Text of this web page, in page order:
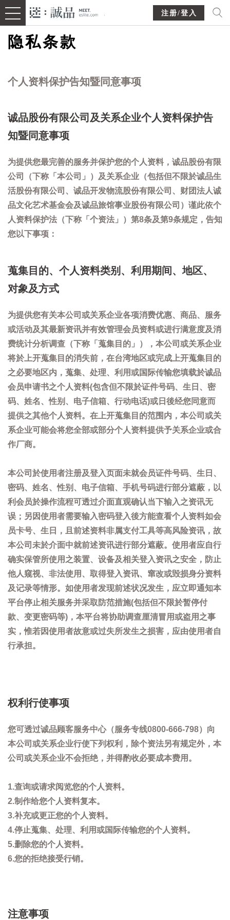
注册/登入
隐私条款
个人资料保护告知暨同意事项
诚品股份有限公司及关系企业个人资料保护告
知暨同意事项
为提供您最完善的服务并保护您的个人资料，诚品股份有限
公司（下称「本公司」）及关系企业（包括但不限於诚品生
活股份有限公司、诚品开发物流股份有限公司、财团法人诚
品文化艺术基金会及诚品旅馆事业股份有限公司）谨此依个
人资料保护法（下称「个资法」）第8条及第9条规定，告知
您以下事项：
蒐集目的、个人资料类别、利用期间、地区、
对象及方式
为提供您有关本公司或关系企业各项消费优惠、商品、服务
或活动及其最新资讯并有效管理会员资料或进行满意度及消
费统计分析调查（下称「蒐集目的」），本公司或关系企业
将於上开蒐集目的消失前，在台湾地区或完成上开蒐集目的
之必要地区内，蒐集、处理、利用或国际传输您填载於诚品
会员申请书之个人资料(包含但不限於证件号码、生日、密
码、姓名、性别、电子信箱、行动电话)或日後经您同意而
提供之其他个人资料。在上开蒐集目的范围内，本公司或关
系企业可能会将您全部或部分个人资料提供予关系企业或合
作厂商。
本公司於使用者注册及登入页面未就会员证件号码、生日、
密码、姓名、性别、电子信箱、手机号码进行部分遮蔽，以
利会员於操作流程可透过介面直观确认当下输入之资讯无
误；另因使用者需要输入密码登入後方能查看个人资料如会
员卡号、生日，且前述资料非属支付工具等高风险资讯，故
本公司未於介面中就前述资讯进行部分遮蔽。使用者应自行
确实保管所使用之装置、设备及相关登入资讯之安全，防止
他人窥视、非法使用、取得登入资讯、窜改或毁损身分资料
及记录等情形。如使用者发现前述状况发生，应立即通知本
平台停止相关服务并采取防范措施(包括但不限於暂停付
款、变更密码等)，本平台将协助调查厘清冒用或盗用之事
实，惟若因使用者故意或过失所发生之损害，应由使用者自
行承担。
权利行使事项
您可透过诚品顾客服务中心（服务专线0800-666-798）向
本公司或关系企业行使下列权利，除个资法另有规定外，本
公司或关系企业不会拒绝，并得酌收必要成本费用。
1.查询或请求阅览您的个人资料。
2.制作给您个人资料复本。
3.补充或更正您的个人资料。
4.停止蒐集、处理、利用或国际传输您的个人资料。
5.删除您的个人资料。
6.您的拒绝接受行销。
注意事项